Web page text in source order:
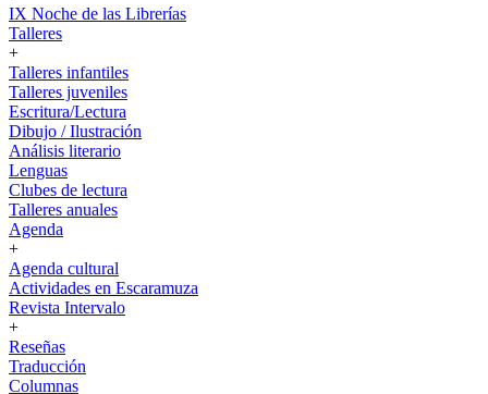
IX Noche de las Librerías
Talleres
+
Talleres infantiles
Talleres juveniles
Escritura/Lectura
Dibujo / Ilustración
Análisis literario
Lenguas
Clubes de lectura
Talleres anuales
Agenda
+
Agenda cultural
Actividades en Escaramuza
Revista Intervalo
+
Reseñas
Traducción
Columnas